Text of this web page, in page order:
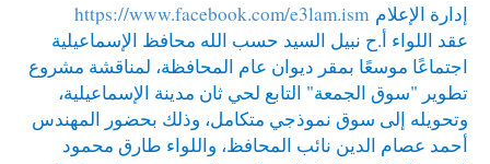
إدارة الإعلام https://www.facebook.com/e3lam.ism
عقد اللواء أ.ح نبيل السيد حسب الله محافظ الإسماعيلية
اجتماعًا موسعًا بمقر ديوان عام المحافظة، لمناقشة مشروع
تطوير "سوق الجمعة" التابع لحي ثان مدينة الإسماعيلية،
وتحويله إلى سوق نموذجي متكامل، وذلك بحضور المهندس
أحمد عصام الدين نائب المحافظ، واللواء طارق محمود